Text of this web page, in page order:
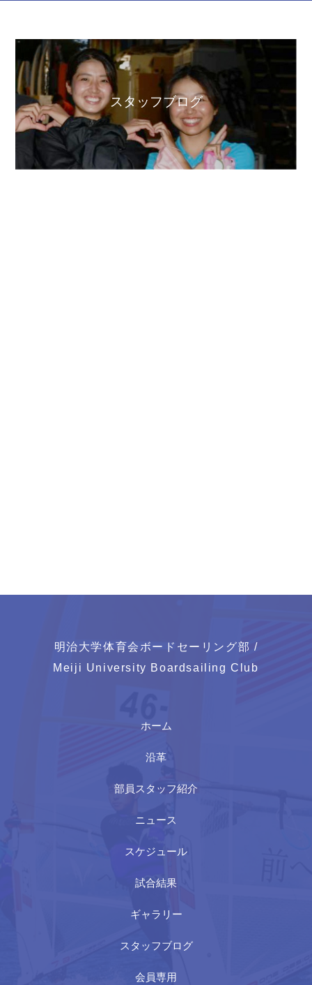
スタッフブログ
明治大学体育会ボードセーリング部 /
Meiji University Boardsailing Club
ホーム
沿革
部員スタッフ紹介
ニュース
スケジュール
試合結果
ギャラリー
スタッフブログ
会員専用